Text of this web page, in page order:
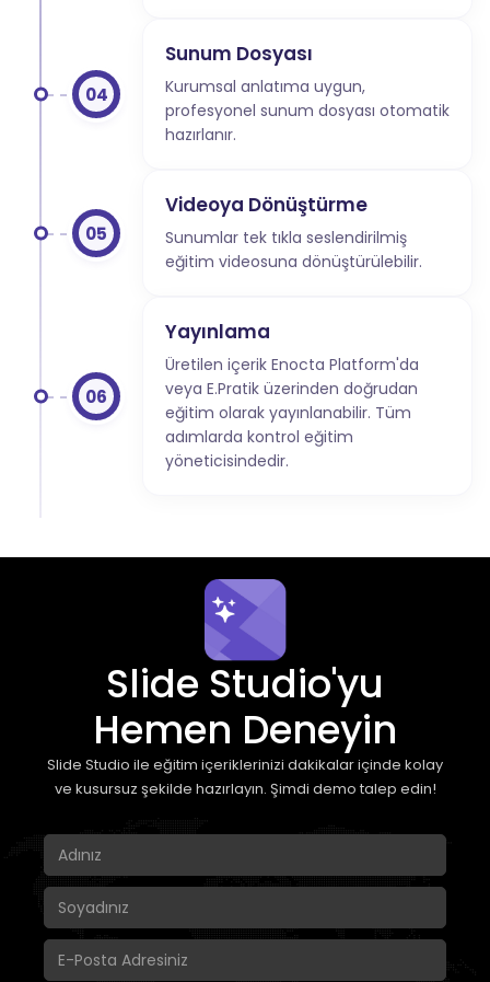
04
Sunum Dosyası
Kurumsal anlatıma uygun,
profesyonel sunum dosyası otomatik
hazırlanır.
05
Videoya Dönüştürme
Sunumlar tek tıkla seslendirilmiş
eğitim videosuna dönüştürülebilir.
06
Yayınlama
Üretilen içerik Enocta Platform'da
veya E.Pratik üzerinden doğrudan
eğitim olarak yayınlanabilir. Tüm
adımlarda kontrol eğitim
yöneticisindedir.
Slide Studio'yu
Hemen Deneyin
Slide Studio ile eğitim içeriklerinizi dakikalar içinde kolay
ve kusursuz şekilde hazırlayın. Şimdi demo talep edin!